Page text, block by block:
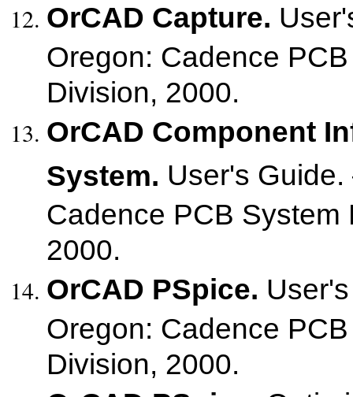
OrCAD Capture.
Oregon: Cadence
Division, 2000.
OrCAD Component
System. User's
Cadence PCB System
2000.
OrCAD PSpice.
Oregon: Cadence
Division, 2000.